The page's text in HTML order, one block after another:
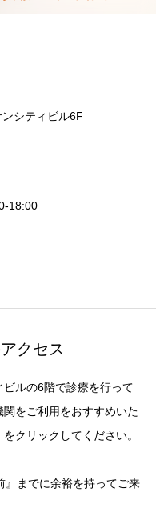
シティビル6F
18:00
クセス
ルの6階で診療を行って
をご利用をおすすめいた
クリックしてください。
』までに余裕を持ってご来